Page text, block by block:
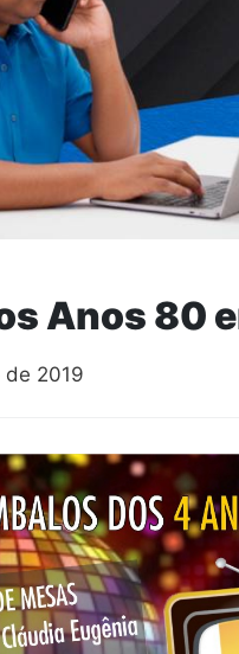
Anos 80
2019